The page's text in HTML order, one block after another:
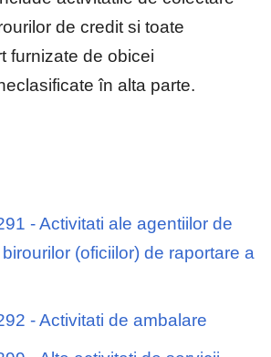
de credit si toate
furnizate de obicei
în alta parte.
- Activitati ale agentiilor de
(oficiilor) de raportare a
- Activitati de ambalare